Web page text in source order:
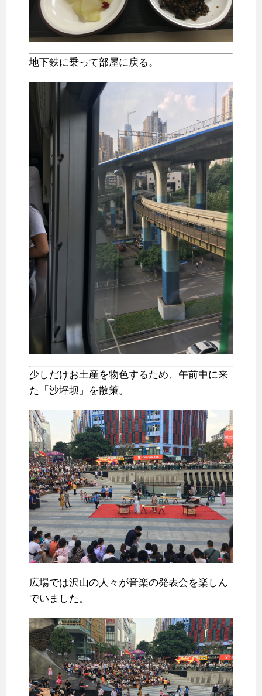
地下鉄に乗って部屋に戻る。
少しだけお土産を物色するため、午前中に来
た「沙坪坝」を散策。
広場では沢山の人々が音楽の発表会を楽しん
でいました。